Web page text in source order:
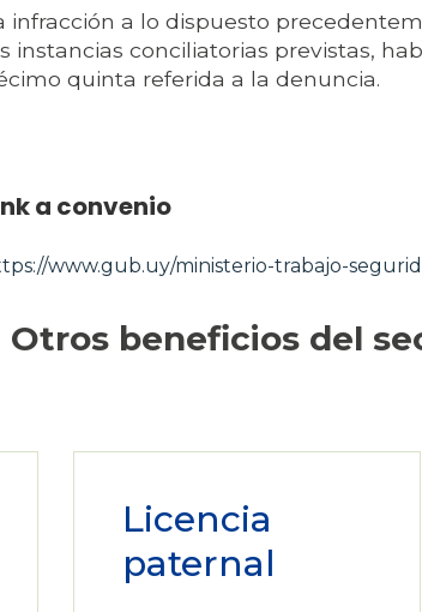
infracción a lo dispuesto
instancias conciliatorias previstas,
quinta referida a la denuncia.
a convenio
www.gub.uy/ministerio-trabajo-
Otros beneficios del
Licencia
paternal